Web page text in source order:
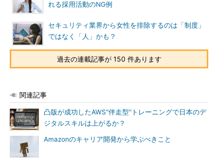
れる採用活動のNG例
セキュリティ業界から女性を排除するのは「制度」
ではなく「人」かも？
過去の連載記事が 150 件あります
関連記事
凸版が成功したAWS"伴走型"トレーニングで日本のデ
ジタルスキルは上がるか？
Amazonのキャリア開発から学ぶべきこと